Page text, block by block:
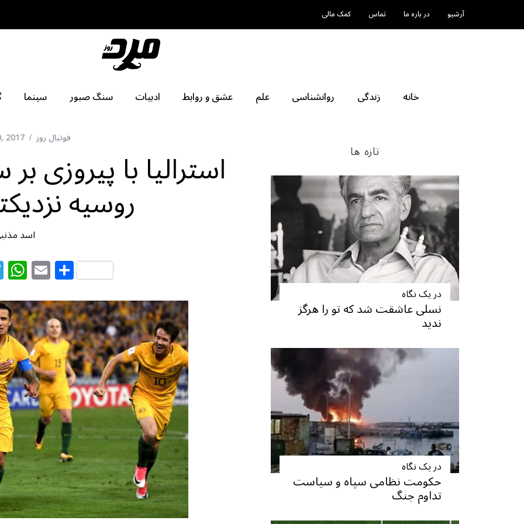
آرشیو در باره ما تماس کمک مالی
خانه زندگی روانشناسی علم عشق و روابط ادبیات سنگ صبور سینما
فوتبال روز 2017
استرالیا با پیروزی
روسیه
اسد
T
el
e
g
ra
m
W
h
at
s
A
p
p
E
m
ai
l
S
h
ar
e
تازه ها
در یک نگاه
نسلی عاشقت شد که تو را هرگز
ندید
در یک نگاه
حکومت نظامی سپاه و سیاست
تداوم جنگ